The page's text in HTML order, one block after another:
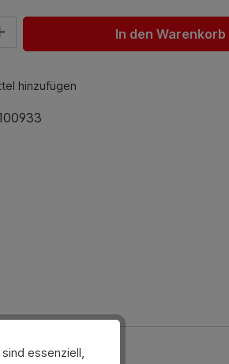
Gib den gewünschten Wert ein oder
In den Warenkorb
hinzufügen
essenziell,